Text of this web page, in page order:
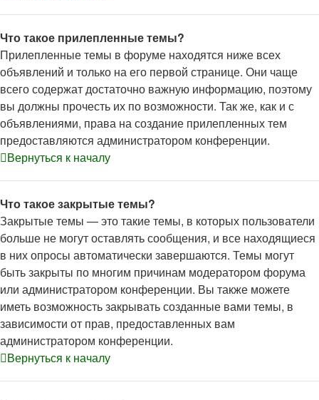
Что такое прилепленные темы?
Прилепленные темы в форуме находятся ниже всех
объявлений и только на его первой странице. Они чаще
всего содержат достаточно важную информацию, поэтому
вы должны прочесть их по возможности. Так же, как и с
объявлениями, права на создание прилепленных тем
предоставляются администратором конференции.
Вернуться к началу
Что такое закрытые темы?
Закрытые темы — это такие темы, в которых пользователи
больше не могут оставлять сообщения, и все находящиеся
в них опросы автоматически завершаются. Темы могут
быть закрыты по многим причинам модератором форума
или администратором конференции. Вы также можете
иметь возможность закрывать созданные вами темы, в
зависимости от прав, предоставленных вам
администратором конференции.
Вернуться к началу